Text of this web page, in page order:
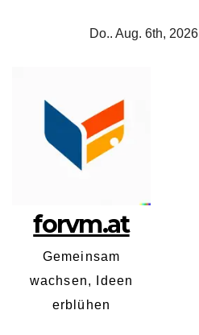
Do.. Aug. 6th, 2026
forvm.at
Gemeinsam
wachsen, Ideen
erblühen